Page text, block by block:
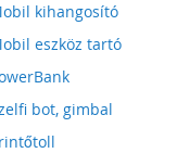
kihangosító
eszköz tartó
bot, gimbal